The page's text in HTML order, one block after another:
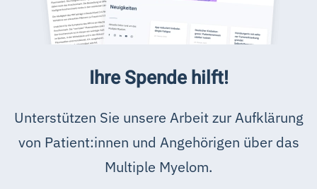
Ihre Spende hilft!
Unterstützen Sie unsere Arbeit zur Aufklärung
von Patient:innen und Angehörigen über das
Multiple Myelom.